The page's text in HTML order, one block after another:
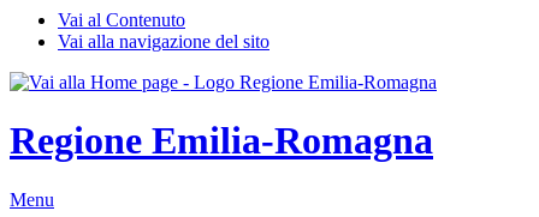
Vai al Contenuto
Vai alla navigazione del sito
Regione Emilia-Romagna
Menu